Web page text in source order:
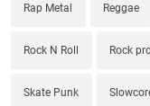
Rap Metal Reggae
Rock N Roll Rock
Skate Punk